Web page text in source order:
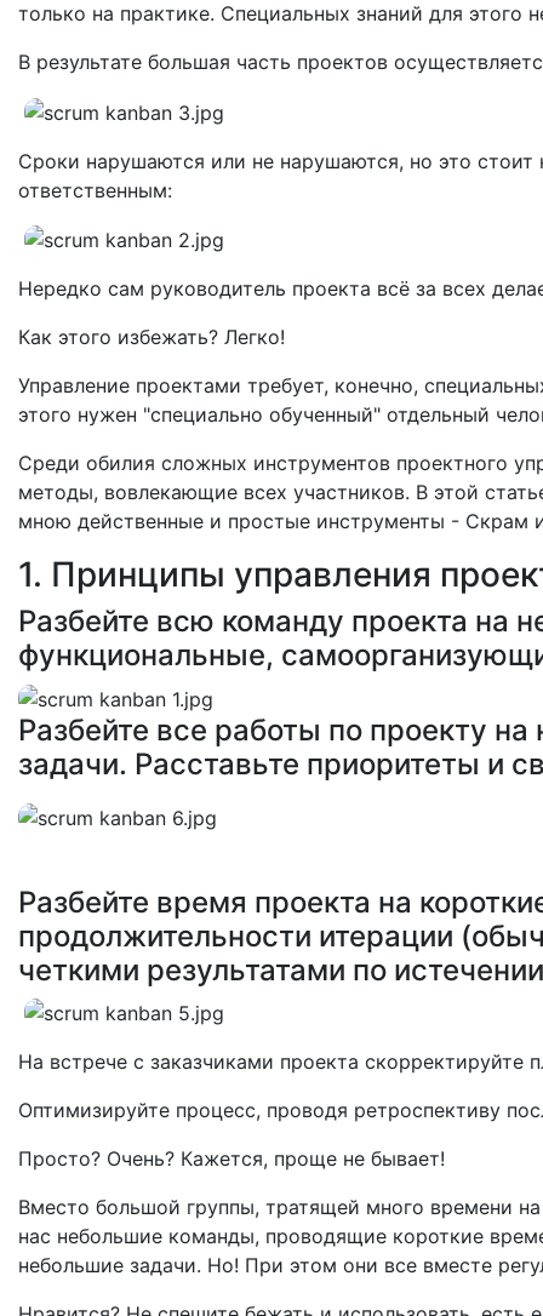
только на практике. Специальных знаний для этого
В результате большая часть проектов
Сроки нарушаются или не нарушаются, но это
ответственным:
Нередко сам руководитель проекта всё за всех
Как этого избежать? Легко!
Управление проектами требует, конечно,
этого нужен "специально обученный" отдельный
Среди обилия сложных инструментов проектного
методы, вовлекающие всех участников. В этой
мною действенные и простые инструменты - Скрам
1. Принципы управления
Разбейте всю команду проекта на
функциональные,
Разбейте все работы по проекту
задачи. Расставьте приоритеты и
Разбейте время проекта на
продолжительности итерации
четкими результатами по
На встрече с заказчиками проекта скорректируйте
Оптимизируйте процесс, проводя ретроспективу
Просто? Очень? Кажется, проще не бывает!
Вместо большой группы, тратящей много времени
нас небольшие команды, проводящие короткие
небольшие задачи. Но! При этом они все вместе